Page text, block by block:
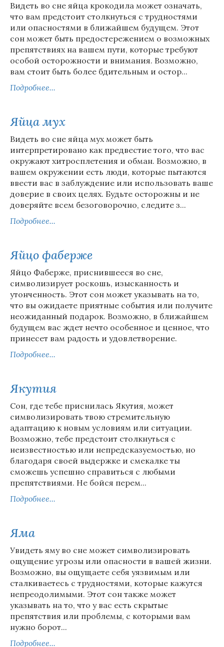
Видеть во сне яйца крокодила может означать,
что вам предстоит столкнуться с трудностями
или опасностями в ближайшем будущем. Этот
сон может быть предостережением о возможных
препятствиях на вашем пути, которые требуют
особой осторожности и внимания. Возможно,
вам стоит быть более бдительным и остор...
Подробнее...
Яйца мух
Видеть во сне яйца мух может быть
интерпретировано как предвестие того, что вас
окружают хитросплетения и обман. Возможно, в
вашем окружении есть люди, которые пытаются
ввести вас в заблуждение или использовать ваше
доверие в своих целях. Будьте осторожны и не
доверяйте всем безоговорочно, следите з...
Подробнее...
Яйцо фаберже
Яйцо Фаберже, приснившееся во сне,
символизирует роскошь, изысканность и
утонченность. Этот сон может указывать на то,
что вы ожидаете приятные события или получите
неожиданный подарок. Возможно, в ближайшем
будущем вас ждет нечто особенное и ценное, что
принесет вам радость и удовлетворение.
Подробнее...
Якутия
Сон, где тебе приснилась Якутия, может
символизировать твою стремительную
адаптацию к новым условиям или ситуации.
Возможно, тебе предстоит столкнуться с
неизвестностью или непредсказуемостью, но
благодаря своей выдержке и смекалке ты
сможешь успешно справиться с любыми
препятствиями. Не бойся перем...
Подробнее...
Яма
Увидеть яму во сне может символизировать
ощущение угрозы или опасности в вашей жизни.
Возможно, вы ощущаете себя уязвимым или
сталкиваетесь с трудностями, которые кажутся
непреодолимыми. Этот сон также может
указывать на то, что у вас есть скрытые
препятствия или проблемы, с которыми вам
нужно борот...
Подробнее...